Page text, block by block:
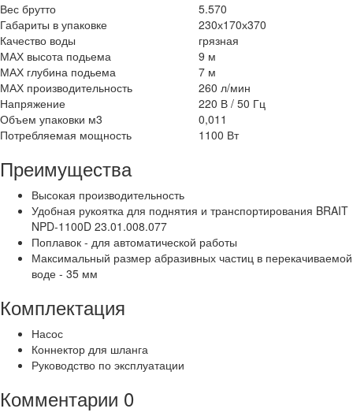
Вес брутто
5.570
Габариты в упаковке
230х170х370
Качество воды
грязная
МАХ высота подьема
9 м
МАХ глубина подьема
7 м
МАХ производительность 260 л/мин
Напряжение
220 В / 50 Гц
Объем упаковки м3
0,011
Потребляемая мощность
1100 Вт
Преимущества
Высокая производительность
Удобная рукоятка для поднятия и транспортирования BRAIT
NPD-1100D 23.01.008.077
Поплавок - для автоматической работы
Максимальный размер абразивных частиц в перекачиваемой
воде - 35 мм
Комплектация
Насос
Коннектор для шланга
Руководство по эксплуатации
Комментарии 0